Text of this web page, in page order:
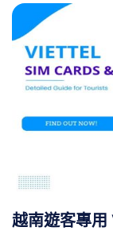
蓋：- 網路覆蓋
MobiFone實體
卡/eSIM啟用與
資訊 MobiFone
1996年開始營
越南遊客專